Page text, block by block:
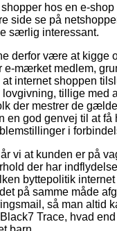
hos en e-
side se på
særlig interessant.
derfor være at kigge
e-mærket medlem,
internet shoppen
tillige med
der mestrer de
en god genvej til at
i
vi at kunden er på
der har
byttepolitik
på samme måde
så man altid
Trace, hvad